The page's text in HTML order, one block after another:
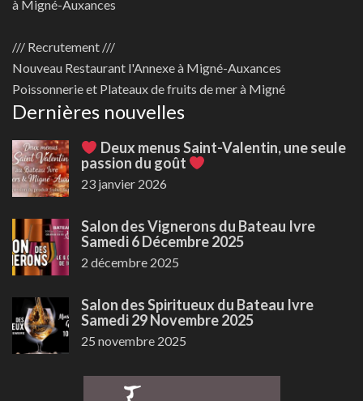
à Migné-Auxances
/// Recrutement ///
Nouveau Restaurant l'Annexe à Migné-Auxances
Poissonnerie et Plateaux de fruits de mer à Migné
Dernières nouvelles
Deux menus Saint-Valentin, une seule
passion du goût
23 janvier 2026
Salon des Vignerons du Bateau Ivre
Samedi 6 Décembre 2025
2 décembre 2025
Salon des Spiritueux du Bateau Ivre
Samedi 29 Novembre 2025
25 novembre 2025